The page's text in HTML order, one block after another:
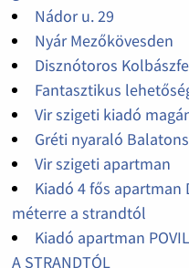
Nádor u. 29
Nyár Mezőkövesden
Disznótoros
Fantasztikus
Vir szigeti kiadó
Gréti nyaraló
Vir szigeti apartman
Kiadó 4 fős
méterre a strandtól
Kiadó apartman
A STRANDTÓL